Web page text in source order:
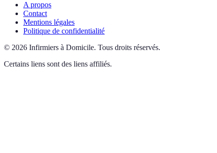
A propos
Contact
Mentions légales
Politique de confidentialité
© 2026 Infirmiers à Domicile. Tous droits réservés.
Certains liens sont des liens affiliés.